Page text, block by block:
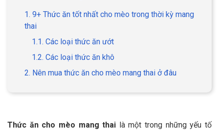
DỊCH VỤ
1. 9+ Thức ăn tốt nhất cho mèo trong thời kỳ mang
thai
1.1. Các loại thức ăn ướt
1.2. Các loại thức ăn khô
2. Nên mua thức ăn cho mèo mang thai ở đâu
Thức ăn cho mèo mang thai là một trong những yếu tố